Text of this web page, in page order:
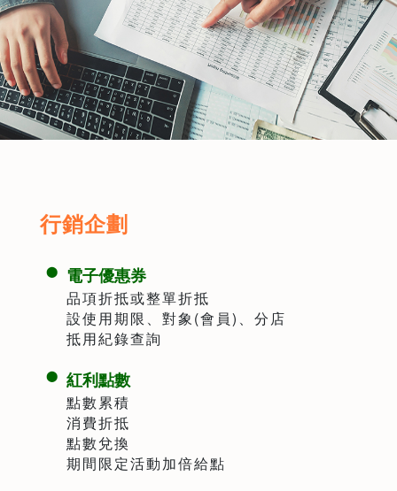
行銷企劃
電子優惠券
品項折抵或整單折抵
設使用期限、對象(會員)、分店
抵用紀錄查詢
紅利點數
點數累積
消費折抵
點數兌換
期間限定活動加倍給點